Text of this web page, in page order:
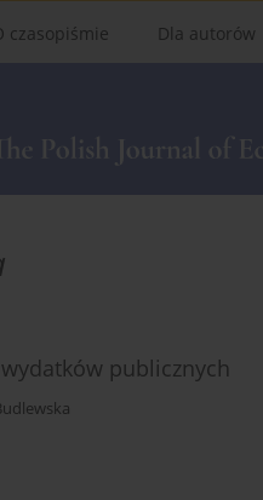
czasopiśmie Dla autorów
publicznych